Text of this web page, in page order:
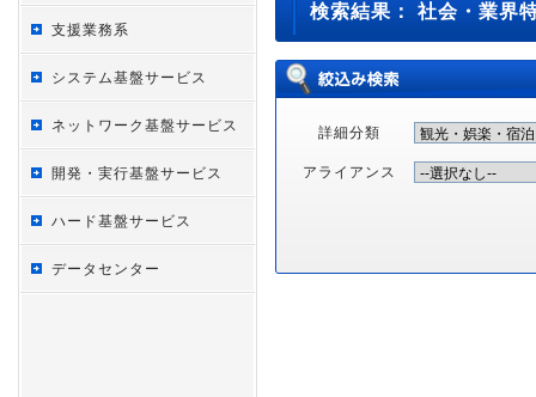
支援業務系
システム基盤サービス
ネットワーク基盤サービス
開発・実行基盤サービス
ハード基盤サービス
データセンター
検索結果： 社会・業界
詳細分類
アライアンス